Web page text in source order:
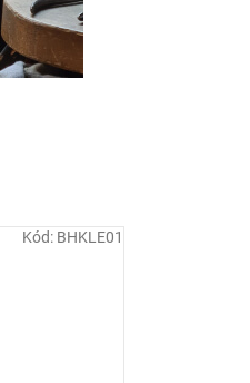
Kód: BHKLE01